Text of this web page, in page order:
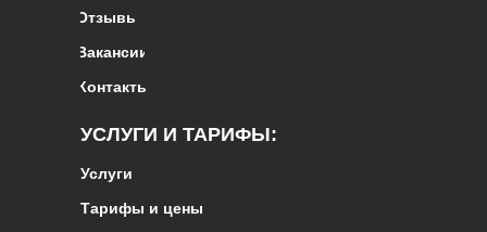
Контакты
Вакансии
Тарифы и цены
УСЛУГИ И ТАРИФЫ:
Услуги
Отзывы